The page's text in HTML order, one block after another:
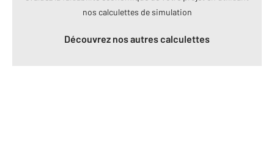
nos calculettes de simulation
Découvrez nos autres calculettes